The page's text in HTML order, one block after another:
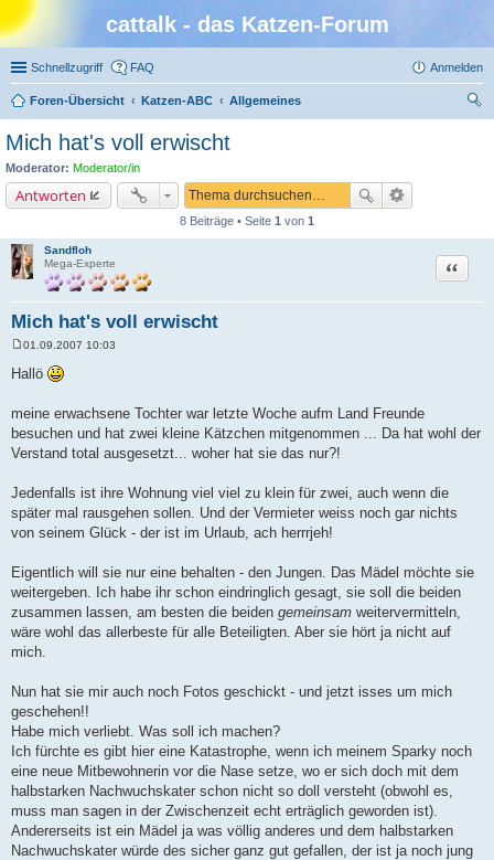
cattalk - das Katzen-Forum
Schnellzugriff FAQ Anmelden
Foren-Übersicht Katzen-ABC
Allgemeines
Mich hat's voll erwischt
Moderator: Moderator/in
Antworten
8 Beiträge • Seite 1 von 1
Sandfloh
Mega-Experte
Mich hat's voll erwischt
Zitat
e
i
a
g
01.09.2007 10:03
Hallö
meine erwachsene Tochter war letzte Woche aufm Land Freunde
besuchen und hat zwei kleine Kätzchen mitgenommen ... Da hat wohl der
Verstand total ausgesetzt... woher hat sie das nur?!
Jedenfalls ist ihre Wohnung viel viel zu klein für zwei, auch wenn die
später mal rausgehen sollen. Und der Vermieter weiss noch gar nichts
von seinem Glück - der ist im Urlaub, ach herrrjeh!
Eigentlich will sie nur eine behalten - den Jungen. Das Mädel möchte sie
weitergeben. Ich habe ihr schon eindringlich gesagt, sie soll die beiden
zusammen lassen, am besten die beiden gemeinsam weitervermitteln,
wäre wohl das allerbeste für alle Beteiligten. Aber sie hört ja nicht auf
mich.
Nun hat sie mir auch noch Fotos geschickt - und jetzt isses um mich
geschehen!!
Habe mich verliebt. Was soll ich machen?
Ich fürchte es gibt hier eine Katastrophe, wenn ich meinem Sparky noch
eine neue Mitbewohnerin vor die Nase setze, wo er sich doch mit dem
halbstarken Nachwuchskater schon nicht so doll versteht (obwohl es,
muss man sagen in der Zwischenzeit echt erträglich geworden ist).
Andererseits ist ein Mädel ja was völlig anderes und dem halbstarken
Nachwuchskater würde des sicher ganz gut gefallen, der ist ja noch jung